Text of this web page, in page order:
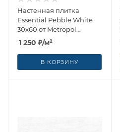
Настенная плитка
Essential Pebble White
30x60 от Metropol
(Испания)
1 250 ₽/м²
В КОРЗИНУ